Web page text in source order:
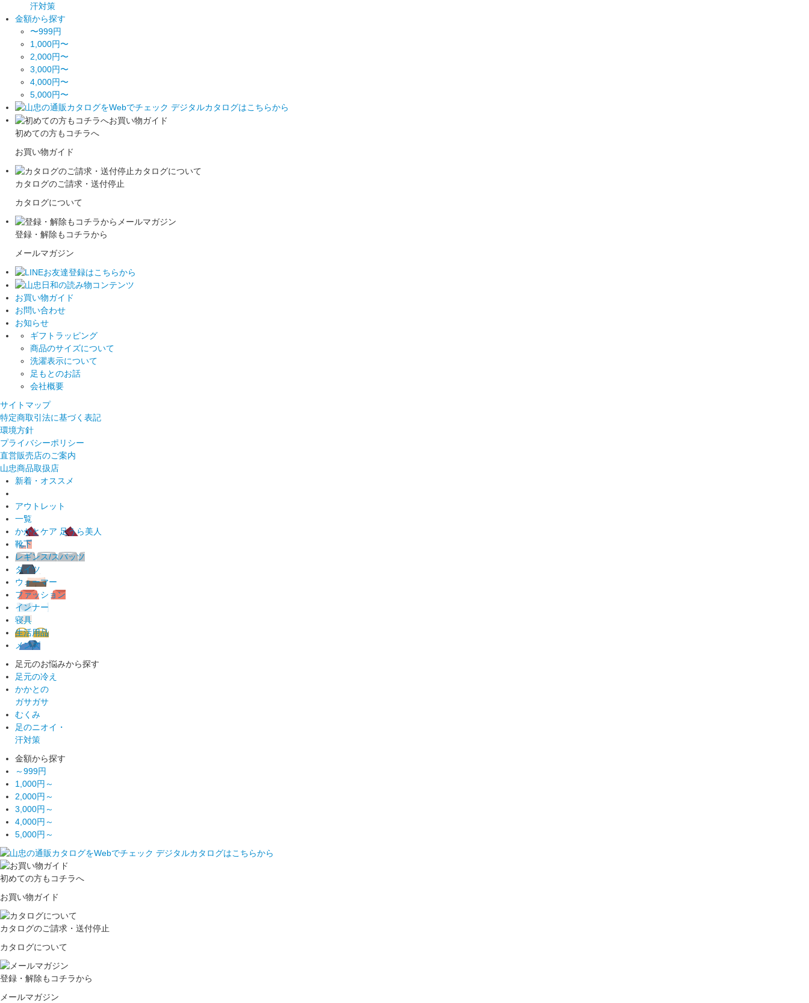
汗対策
金額から探す
〜999円
1,000円〜
2,000円〜
3,000円〜
4,000円〜
5,000円〜
初めての方もコチラへ
お買い物ガイド
カタログのご請求・送付停止
カタログについて
登録・解除もコチラから
メールマガジン
お買い物ガイド
お問い合わせ
お知らせ
ギフトラッピング
商品のサイズについて
洗濯表示について
足もとのお話
会社概要
サイトマップ
特定商取引法に基づく表記
環境方針
プライバシーポリシー
直営販売店のご案内
山忠商品取扱店
新着・オススメ
アウトレット
一覧
かかとケア 足うら美人
靴下
レギンス/スパッツ
タイツ
ウォーマー
ファッション
インナー
寝具
生活用品
メンズ
足元のお悩みから探す
足元の冷え
かかとの
ガサガサ
むくみ
足のニオイ・
汗対策
金額から探す
～999円
1,000円～
2,000円～
3,000円～
4,000円～
5,000円～
初めての方もコチラへ
お買い物ガイド
カタログのご請求・送付停止
カタログについて
登録・解除もコチラから
メールマガジン